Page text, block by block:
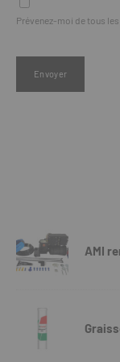
Prévenez-moi de tous
AMI